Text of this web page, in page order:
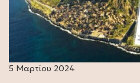
5 Μαρτίου 2024